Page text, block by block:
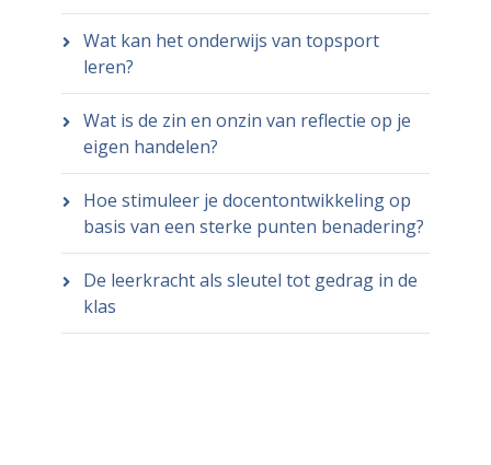
Wat kan het onderwijs van topsport
leren?
Wat is de zin en onzin van reflectie op je
eigen handelen?
Hoe stimuleer je docentontwikkeling op
basis van een sterke punten benadering?
De leerkracht als sleutel tot gedrag in de
klas